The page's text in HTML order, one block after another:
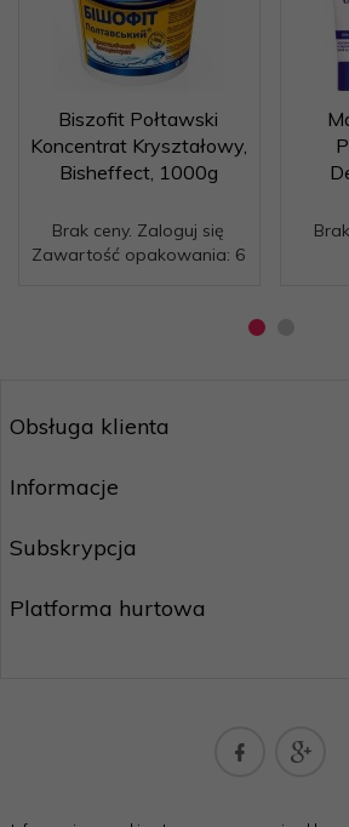
Biszofit Połtawski
Koncentrat Kryształowy,
Bisheffect, 1000g
Brak ceny. Zaloguj się
Zawartość opakowania: 6
Obsługa klienta
Informacje
Subskrypcja
Platforma hurtowa